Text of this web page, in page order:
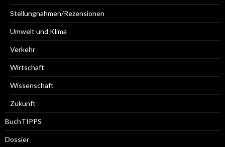
Stellungnahmen/Rezensionen
Umwelt und Klima
Verkehr
Wirtschaft
Wissenschaft
Zukunft
BuchTIPPS
Dossier